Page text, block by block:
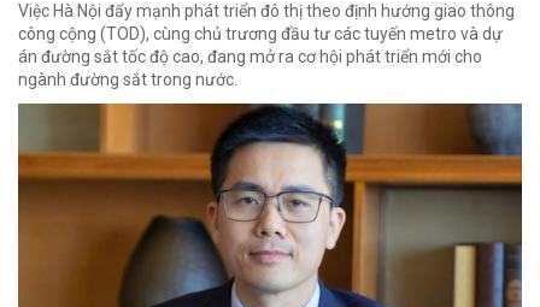
Việc Hà Nội đẩy mạnh phát triển đô thị theo định hướng giao thông
công cộng (TOD), cùng chủ trương đầu tư các tuyến metro và dự
án đường sắt tốc độ cao, đang mở ra cơ hội phát triển mới cho
ngành đường sắt trong nước.